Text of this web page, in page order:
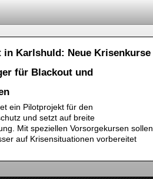
in Karlshuld: Neue Krisenkurse
für Blackout und
ein Pilotprojekt für den
und setzt auf breite
Mit speziellen Vorsorgekursen sollen
auf Krisensituationen vorbereitet